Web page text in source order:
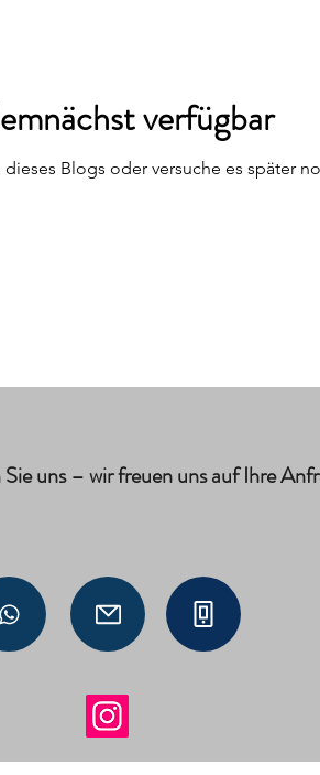
verfügbar
Blogs oder versuche es später
uns – wir freuen uns auf Ihre